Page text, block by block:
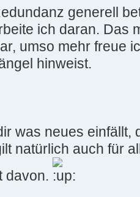
generell
ich daran. Das
umso mehr freue
hinweist.
was neues einfällt,
natürlich auch für
davon.